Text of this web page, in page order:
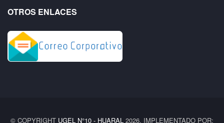
OTROS ENLACES
© COPYRIGHT UGEL N°10 - HUARAL 2026. IMPLEMENTADO POR: